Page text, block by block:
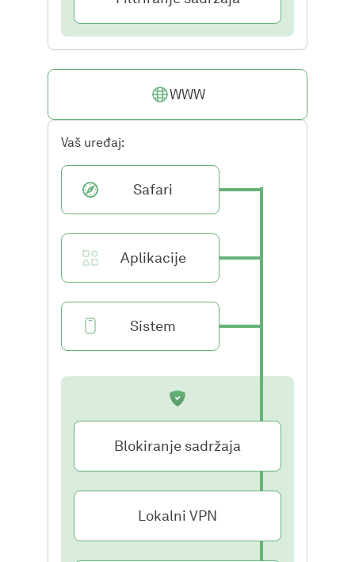
WWW
Vaš uređaj:
Safari
Aplikacije
Sistem
Blokiranje sadržaja
Lokalni VPN